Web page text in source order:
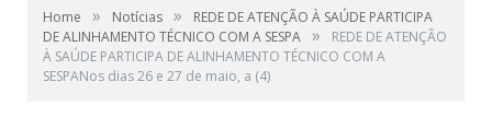
Home » Notícias »
REDE DE ATENÇÃO À SAÚDE PARTICIPA
DE ALINHAMENTO TÉCNICO COM A SESPA »
REDE DE ATENÇÃO
À SAÚDE PARTICIPA DE ALINHAMENTO TÉCNICO COM A
SESPANos dias 26 e 27 de maio, a (4)